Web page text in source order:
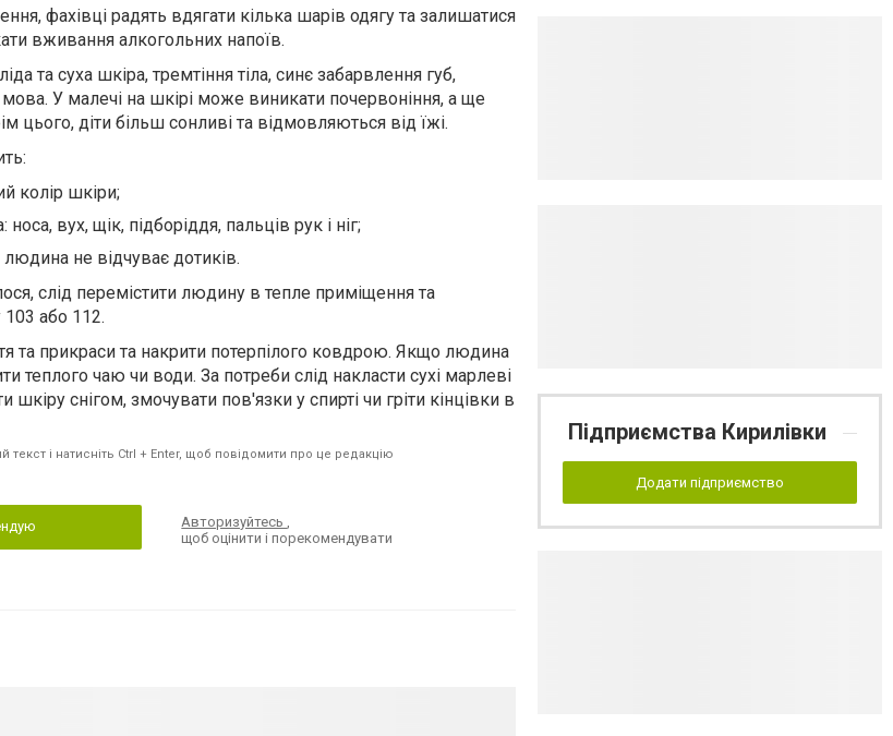
фахівці радять вдягати кілька шарів одягу та залишатися
вживання алкогольних напоїв.
та суха шкіра, тремтіння тіла, синє забарвлення губ,
У малечі на шкірі може виникати почервоніння, а ще
цього, діти більш сонливі та відмовляються від їжі.
колір шкіри;
вух, щік, підборіддя, пальців рук і ніг;
людина не відчуває дотиків.
слід перемістити людину в тепле приміщення та
або 112.
та прикраси та накрити потерпілого ковдрою. Якщо людина
теплого чаю чи води. За потреби слід накласти сухі марлеві
снігом, змочувати пов'язки у спирті чи гріти кінцівки в
текст і натисніть Ctrl + Enter, щоб повідомити про це редакцію
Авторизуйтесь,
щоб оцінити і порекомендувати
Підприємства Кирилівки
Додати підприємство